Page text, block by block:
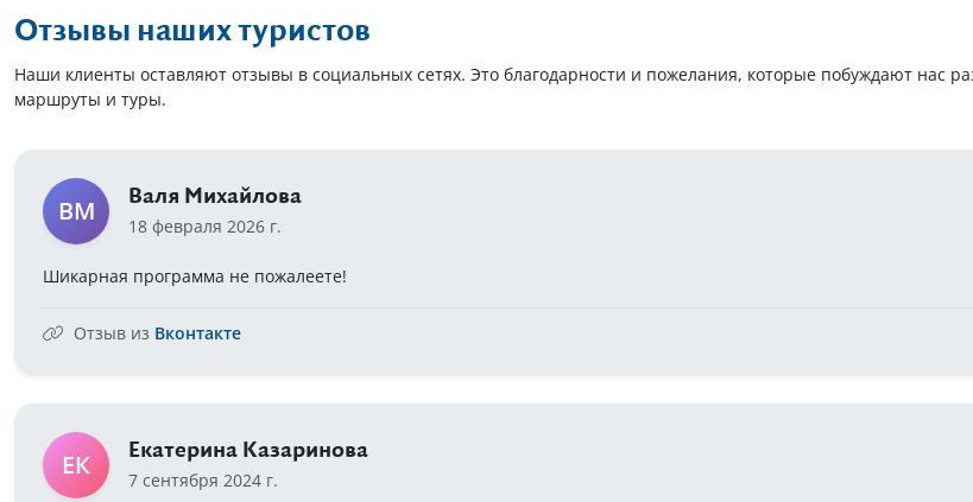
Отзывы наших туристов
Наши клиенты оставляют отзывы в социальных сетях. Это благодарности и пожелания, которые побуждают нас
маршруты и туры.
ВМ Валя Михайлова
18 февраля 2026 г.
Шикарная программа не пожалеете!
Отзыв из Вконтакте
ЕК Екатерина Казаринова
7 сентября 2024 г.